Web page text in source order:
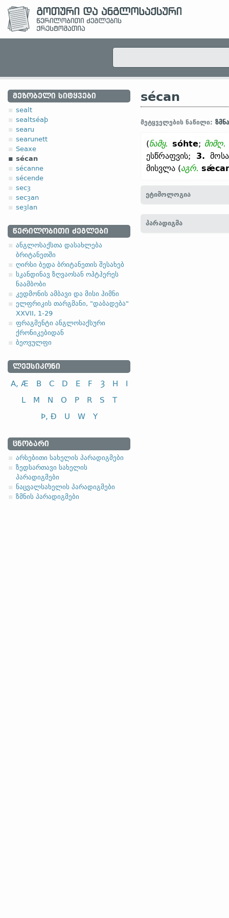
ᲛᲔᲖᲝᲑᲔᲚᲘ ᲡᲘᲢᲧᲕᲔᲑᲘ
sealt
sealtséaþ
searu
searunett
Seaxe
sécan
sécanne
sécende
secȝ
secȝan
seȝlan
ᲬᲔᲠᲘᲚᲝᲑᲘᲗᲘ ᲫᲔᲒᲚᲔᲑᲘ
ანგლოსაქსთა დასახლება
ბრიტანეთში
ღირსი ბედა ბრიტანეთის შესახებ
სკანდინავ ზღვაოსან ოჰტჰერეს
ნაამბობი
კედმონის ამბავი და მისი ჰიმნი
ელფრიკის თარგმანი, "დაბადება"
XXVII, 1-29
ფრაგმენტი ანგლოსაქსური
ქრონიკებიდან
ბეოვულფი
ᲚᲔᲥᲡᲘᲙᲝᲜᲘ
A, Æ B C D E F Ȝ H
I
L
M N O P R S
T
Þ, Ð
U W Y
ᲪᲜᲝᲑᲐᲠᲘ
არსებითი სახელის პარადიგმები
ზედსართავი სახელის
პარადიგმები
ნაცვალსახელის პარადიგმები
ზმნის პარადიგმები
sécan
მეტყველების ნაწილი: ზმნა
(ნამყ. sóhte;
ესწრაფვის; 3.
მისვლა (აგრ.
ეტიმოლოგია
ჰოლ.zoeken;
პარადიგმა